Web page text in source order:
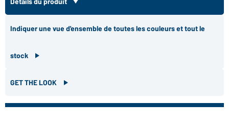
Indiquer une vue d'ensemble de toutes les couleurs et tout le
stock
GET THE LOOK